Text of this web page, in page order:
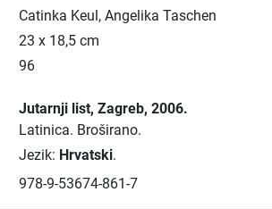
Catinka Keul, Angelika Taschen
23 x 18,5 cm
96
Jutarnji list, Zagreb, 2006.
Latinica. Broširano.
Jezik: Hrvatski.
978-9-53674-861-7